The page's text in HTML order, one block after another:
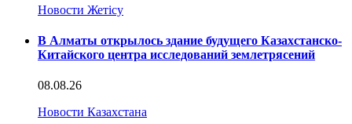
Новости Жетісу
В Алматы открылось здание будущего Казахстанско-
Китайского центра исследований землетрясений
08.08.26
Новости Казахстана